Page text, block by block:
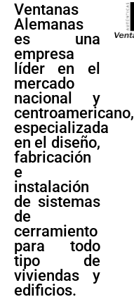
Ventanas
Alemanas
es una
empresa
líder en el
mercado
nacional y
centroamericano,
especializada
en el diseño,
fabricación
e
instalación
de sistemas
de
cerramiento
para todo
tipo de
viviendas y
edificios.